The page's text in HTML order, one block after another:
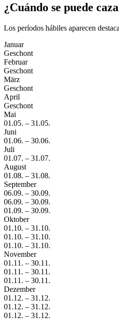
¿Cuándo se puede
Los períodos hábiles aparecen
Januar
Geschont
Februar
Geschont
März
Geschont
April
Geschont
Mai
01.05. – 31.05.
Juni
01.06. – 30.06.
Juli
01.07. – 31.07.
August
01.08. – 31.08.
September
06.09. – 30.09.
06.09. – 30.09.
01.09. – 30.09.
Oktober
01.10. – 31.10.
01.10. – 31.10.
01.10. – 31.10.
November
01.11. – 30.11.
01.11. – 30.11.
01.11. – 30.11.
Dezember
01.12. – 31.12.
01.12. – 31.12.
01.12. – 31.12.